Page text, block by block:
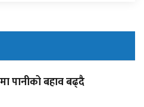
पानीको बहाव बढ्दै